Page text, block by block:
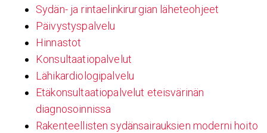
Sydän- ja rintaelinkirurgian läheteohjeet
Päivystyspalvelu
Hinnastot
Konsultaatiopalvelut
Lähikardiologipalvelu
Etäkonsultaatiopalvelut eteisvärinän
diagnosoinnissa
Rakenteellisten sydänsairauksien moderni hoito